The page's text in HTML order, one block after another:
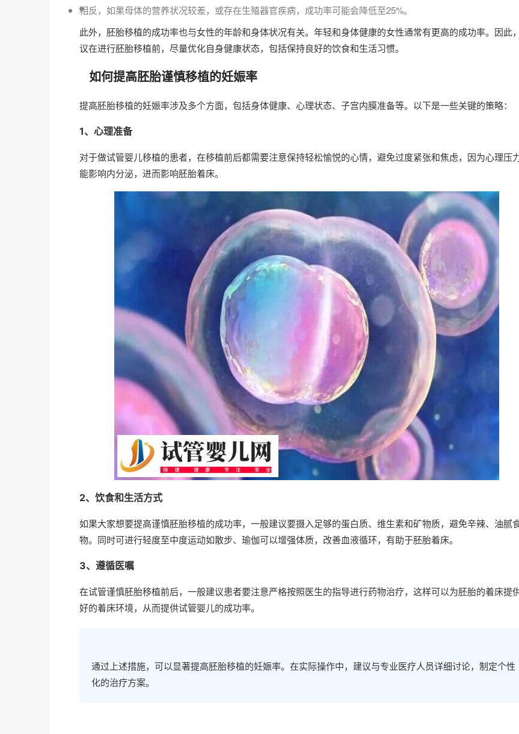
相反，如果母体的营养状况较差，或存在生殖器官疾病，成功率可能会降低至25%。
此外，胚胎移植的成功率也与女性的年龄和身体状况有关。年轻和身体健康的女性通常有更高的成功率。因此
议在进行胚胎移植前，尽量优化自身健康状态，包括保持良好的饮食和生活习惯。
如何提高胚胎谨慎移植的妊娠率
提高胚胎移植的妊娠率涉及多个方面，包括身体健康、心理状态、子宫内膜准备等。以下是一些关键的策略：
1、心理准备
对于做试管婴儿移植的患者，在移植前后都需要注意保持轻松愉悦的心情，避免过度紧张和焦虑，因为心理压
能影响内分泌，进而影响胚胎着床。
2、饮食和生活方式
如果大家想要提高谨慎胚胎移植的成功率，一般建议要摄入足够的蛋白质、维生素和矿物质，避免辛辣、油腻
物。同时可进行轻度至中度运动如散步、瑜伽可以增强体质，改善血液循环，有助于胚胎着床。
3、遵循医嘱
在试管谨慎胚胎移植前后，一般建议患者要注意严格按照医生的指导进行药物治疗，这样可以为胚胎的着床提
好的着床环境，从而提供试管婴儿的成功率。
通过上述措施，可以显著提高胚胎移植的妊娠率。在实际操作中，建议与专业医疗人员详细讨论，制定个性
化的治疗方案。